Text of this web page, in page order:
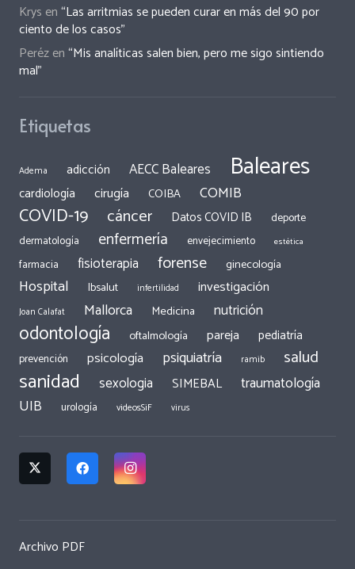
Krys en“Las arritmias se pueden curar en más del 90 por
ciento de los casos”
Perézen“Mis analíticas salen bien, pero me sigo sintiendo
mal”
Etiquetas
Adema adicción AECC Baleares Baleares
cardiología cirugía COIBA COMIB
COVID-19 cáncer Datos COVID IB
deporte
dermatología
enfermería envejecimiento estética
farmacia fisioterapia forense ginecología
Hospital Ibsalut infertilidad investigación
Joan Calafat Mallorca Medicina nutrición
odontología oftalmología pareja pediatría
prevención psicología psiquiatría ramib salud
sanidad sexologia SIMEBAL traumatología
UIB urología videosSiF virus
Archivo PDF